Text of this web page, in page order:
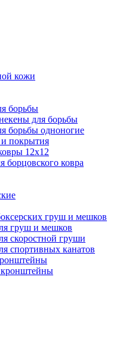
кожи
борьбы
для борьбы
борьбы одноногие
покрытия
12х12
борцовского ковра
груш и мешков
груш и мешков
скоростной груши
спортивных канатов